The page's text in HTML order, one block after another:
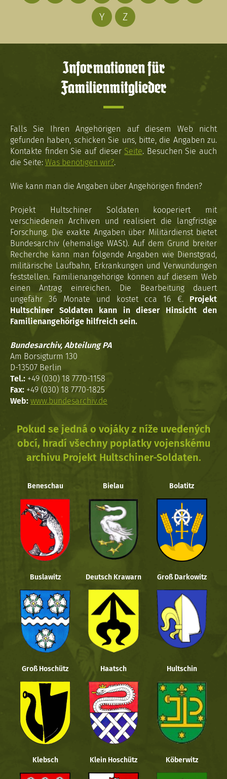
Y
Z
Informationen für
Familienmitglieder
Falls Sie Ihren Angehörigen auf diesem Web nicht
gefunden haben, schicken Sie uns, bitte, die Angaben zu.
Kontakte finden Sie auf dieser Seite. Besuchen Sie auch
die Seite: Was benötigen wir?.
Wie kann man die Angaben über Angehörigen finden?
Projekt Hultschiner Soldaten kooperiert mit
verschiedenen Archiven und realisiert die langfristige
Forschung. Die exakte Angaben über Militärdienst bietet
Bundesarchiv (ehemalige WASt). Auf dem Grund breiter
Recherche kann man folgende Angaben wie Dienstgrad,
militärische Laufbahn, Erkrankungen und Verwundungen
feststellen. Familienangehörige können auf diesem Web
einen Antrag einreichen. Die Bearbeitung dauert
ungefähr 36 Monate und kostet cca 16 €. Projekt
Hultschiner Soldaten kann in dieser Hinsicht den
Familienangehörige hilfreich sein.
Bundesarchiv, Abteilung PA
Am Borsigturm 130
D-13507 Berlin
Tel.: +49 (030) 18 7770-1158
Fax: +49 (030) 18 7770-1825
Web: www.bundesarchiv.de
Pokud se jedná o vojáky z níže uvedených
obcí, hradí všechny poplatky vojenskému
archivu Projekt Hultschiner-Soldaten.
Beneschau Bielau Bolatitz
Buslawitz Deutsch Krawarn Groß Darkowitz
Groß Hoschütz Haatsch Hultschin
Klebsch Klein Hoschütz Köberwitz